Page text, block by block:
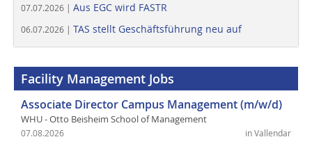
07.07.2026 | Aus EGC wird FASTR
06.07.2026 | TAS stellt Geschäftsführung neu auf
Facility Management Jobs
Associate Director Campus Management (m/w/d)
WHU - Otto Beisheim School of Management
in Vallendar
07.08.2026